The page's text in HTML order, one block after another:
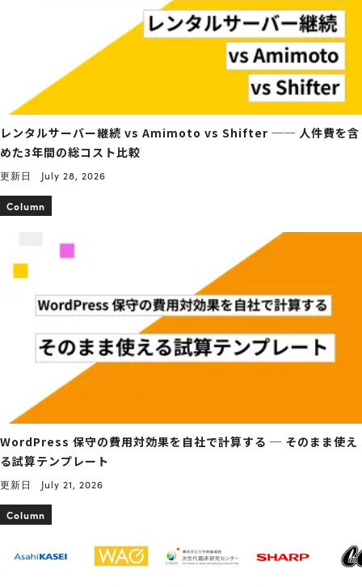
レンタルサーバー継続 vs Amimoto vs Shifter ── 人件費を含
めた3年間の総コスト比較
更新日 July 28, 2026
Column
WordPress 保守の費用対効果を自社で計算する ─ そのまま使え
る試算テンプレート
更新日 July 21, 2026
Column